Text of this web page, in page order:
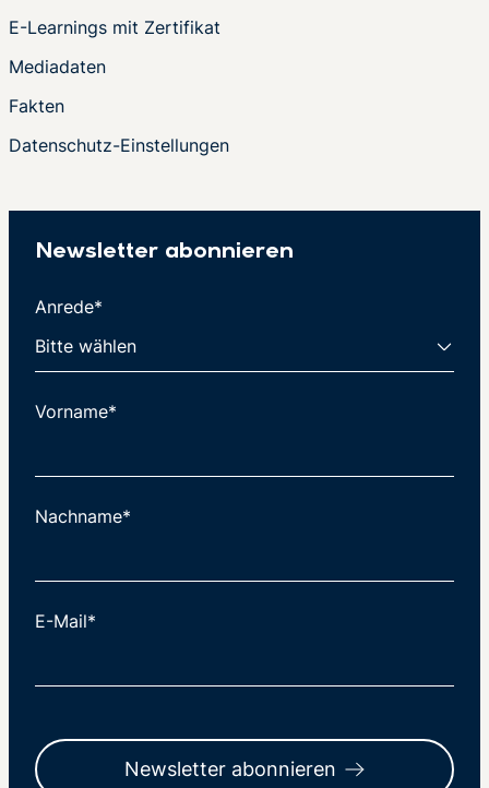
E-Learnings mit Zertifikat
Mediadaten
Fakten
Datenschutz-Einstellungen
Newsletter abonnieren
Anrede*
Vorname*
Nachname*
E-Mail*
Newsletter abonnieren